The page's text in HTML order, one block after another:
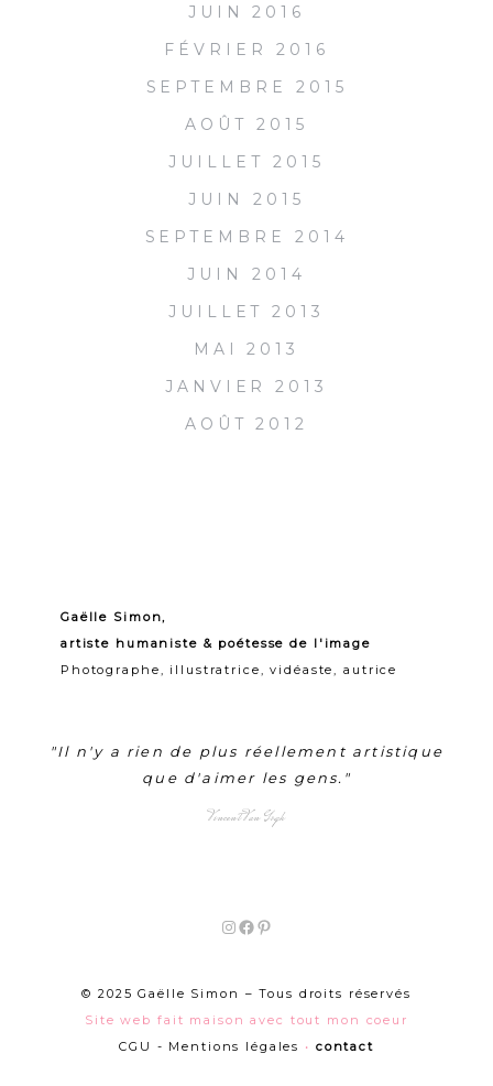
JUIN 2016
FÉVRIER 2016
SEPTEMBRE 2015
AOÛT 2015
JUILLET 2015
JUIN 2015
SEPTEMBRE 2014
JUIN 2014
JUILLET 2013
MAI 2013
JANVIER 2013
AOÛT 2012
Gaëlle Simon,
artiste humaniste & poétesse de l'image
Photographe, illustratrice, vidéaste, autrice
"Il n'y a rien de plus réellement artistique
que d'aimer les gens."
Vincent Van Gogh
Instagram
Facebook
Pinterest
© 2025 Gaëlle Simon – Tous droits réservés
Site web fait maison avec tout mon coeur
CGU - Mentions légales • contact